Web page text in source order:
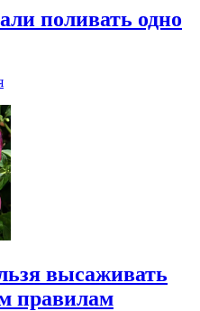
поливать одно
высаживать
правилам